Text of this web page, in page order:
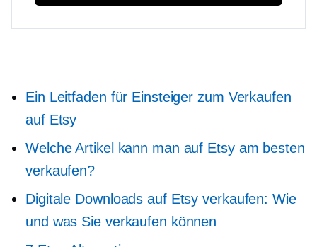
Ein Leitfaden für Einsteiger zum Verkaufen
auf Etsy
Welche Artikel kann man auf Etsy am besten
verkaufen?
Digitale Downloads auf Etsy verkaufen: Wie
und was Sie verkaufen können